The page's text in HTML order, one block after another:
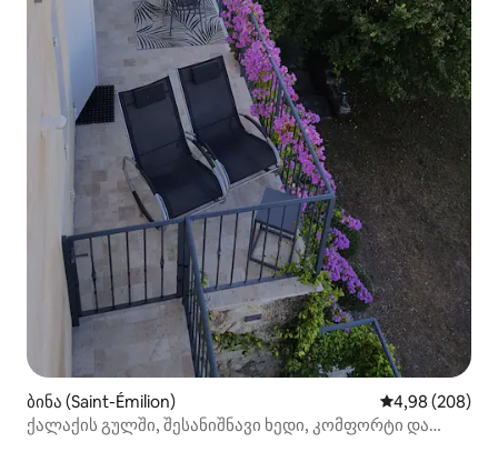
ბინა (Saint-Émilion) საშუალო
4,98 (208)
ქალაქის გულში, შესანიშნავი ხედი, კომფორტი და